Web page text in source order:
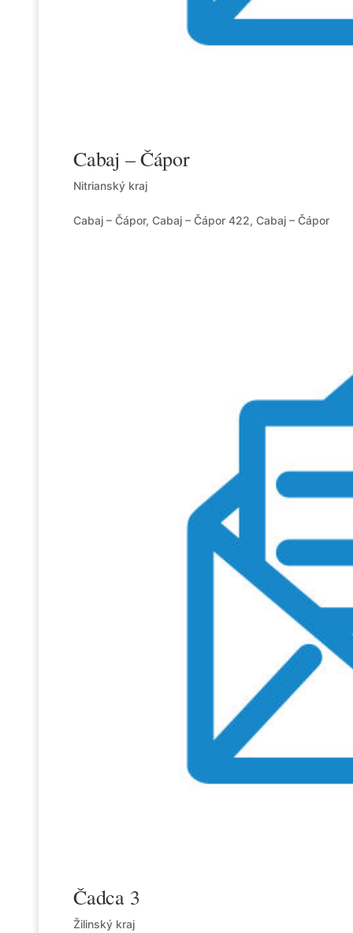
Cabaj – Čápor
Nitrianský kraj
Cabaj – Čápor, Cabaj – Čápor 422, Cabaj – Čápor
Čadca 3
Žilinský kraj